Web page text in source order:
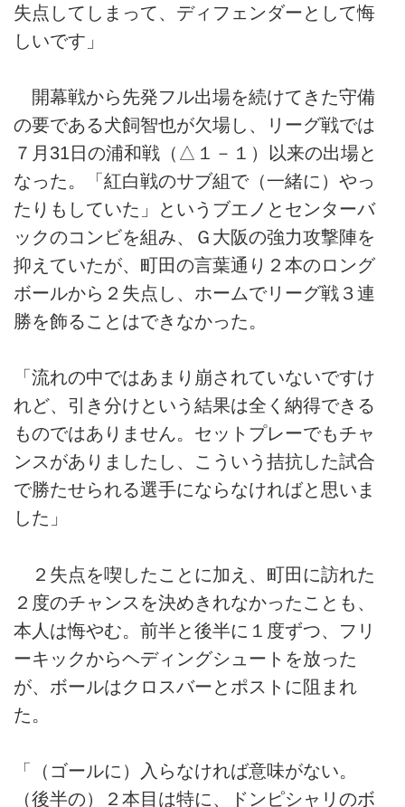
失点してしまって、ディフェンダーとして悔
しいです」
開幕戦から先発フル出場を続けてきた守備
の要である犬飼智也が欠場し、リーグ戦では
７月31日の浦和戦（△１－１）以来の出場と
なった。「紅白戦のサブ組で（一緒に）やっ
たりもしていた」というブエノとセンターバ
ックのコンビを組み、Ｇ大阪の強力攻撃陣を
抑えていたが、町田の言葉通り２本のロング
ボールから２失点し、ホームでリーグ戦３連
勝を飾ることはできなかった。
「流れの中ではあまり崩されていないですけ
れど、引き分けという結果は全く納得できる
ものではありません。セットプレーでもチャ
ンスがありましたし、こういう拮抗した試合
で勝たせられる選手にならなければと思いま
した」
２失点を喫したことに加え、町田に訪れた
２度のチャンスを決めきれなかったことも、
本人は悔やむ。前半と後半に１度ずつ、フリ
ーキックからヘディングシュートを放った
が、ボールはクロスバーとポストに阻まれ
た。
「（ゴールに）入らなければ意味がない。
（後半の）２本目は特に、ドンピシャリのボ